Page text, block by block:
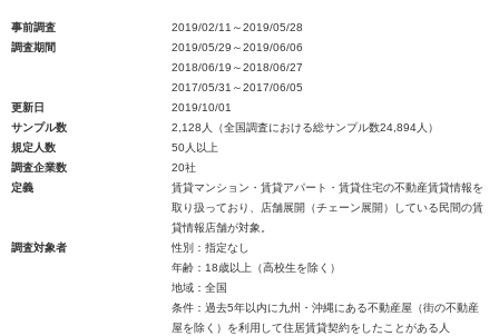
事前調査
2019/02/11～2019/05/28
調査期間
2019/05/29～2019/06/06
2018/06/19～2018/06/27
2017/05/31～2017/06/05
更新日
2019/10/01
サンプル数
2,128人（全国調査における総サンプル数24,894人）
規定人数
50人以上
調査企業数
20社
定義
賃貸マンション・賃貸アパート・賃貸住宅の不動産賃貸情報を
取り扱っており、店舗展開（チェーン展開）している民間の賃
貸情報店舗が対象。
調査対象者
性別：指定なし
年齢：18歳以上（高校生を除く）
地域：全国
条件：過去5年以内に九州・沖縄にある不動産屋（街の不動産
屋を除く）を利用して住居賃貸契約をしたことがある人